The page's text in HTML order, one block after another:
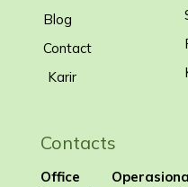
Blog
Contact
Karir
Contacts
Office